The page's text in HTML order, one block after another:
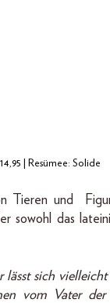
| Resümee: Solide
Tieren und
sowohl das
sich vielleicht
vom Vater